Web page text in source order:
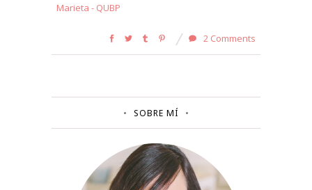
Marieta - QUBP
2 Comments
SOBRE MÍ